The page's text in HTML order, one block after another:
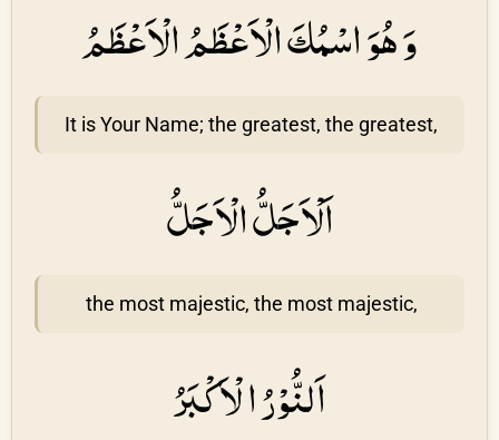
وَ هُوَ اسْمُكَ الْاَعْظَمُ الْاَعْظَمُ
It is Your Name; the greatest, the greatest,
اَلْاَجَلُّ الْاَجَلُّ
the most majestic, the most majestic,
اَلنُّوْرُ الْاَكْبَرُ